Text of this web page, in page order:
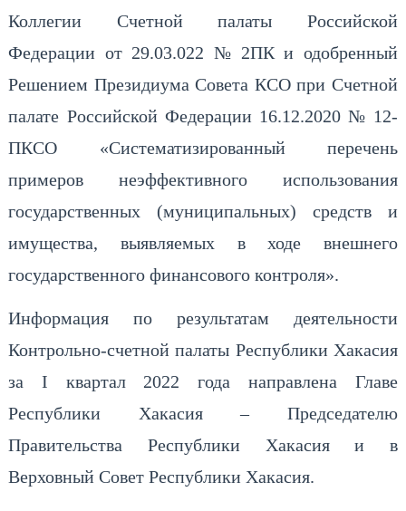
Коллегии Счетной палаты Российской
Федерации от 29.03.022 № 2ПК и одобренный
Решением Президиума Совета КСО при Счетной
палате Российской Федерации 16.12.2020 № 12-
ПКСО «Систематизированный перечень
примеров неэффективного использования
государственных (муниципальных) средств и
имущества, выявляемых в ходе внешнего
государственного финансового контроля».
Информация по результатам деятельности
Контрольно-счетной палаты Республики Хакасия
за I квартал 2022 года направлена Главе
Республики Хакасия – Председателю
Правительства Республики Хакасия и в
Верховный Совет Республики Хакасия.